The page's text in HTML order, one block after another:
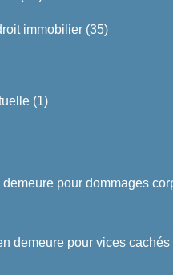
immobilier (35)
(1)
demeure pour dommages
demeure pour vices cachés